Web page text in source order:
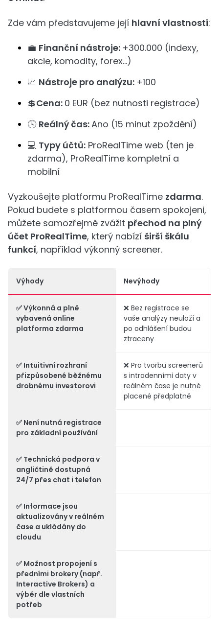
Zde vám představujeme její hlavní vlastnosti:
💼 Finanční nástroje: +300.000 (indexy,
akcie, komodity, forex...)
📈 Nástroje pro analýzu: +100
💲Cena: 0 EUR (bez nutnosti registrace)
🕓 Reálný čas:Ano (15 minut zpoždění)
💻 Typy účtů: ProRealTime web (ten je
zdarma), ProRealTime kompletní a
mobilní
Vyzkoušejte platformu ProRealTime zdarma.
Pokud budete s platformou časem spokojeni,
můžete samozřejmě zvážit přechod na plný
účet ProRealTime, který nabízí širší škálu
funkcí, například výkonný screener.
Výhody Nevýhody
✅ Výkonná a plně
vybavená online
platforma zdarma
❌ Bez registrace se
vaše analýzy neuloží a
po odhlášení budou
ztraceny
✅ Intuitivní rozhraní
přizpůsobené běžnému
drobnému investorovi
❌ Pro tvorbu screenerů
s intradenními daty v
reálném čase je nutné
placené předplatné
✅ Není nutná registrace
pro základní používání
✅ Technická podpora v
angličtině dostupná
24/7 přes chat i telefon
✅ Informace jsou
aktualizovány v reálném
čase a ukládány do
cloudu
✅ Možnost propojení s
předními brokery (např.
Interactive Brokers) a
výběr dle vlastních
potřeb